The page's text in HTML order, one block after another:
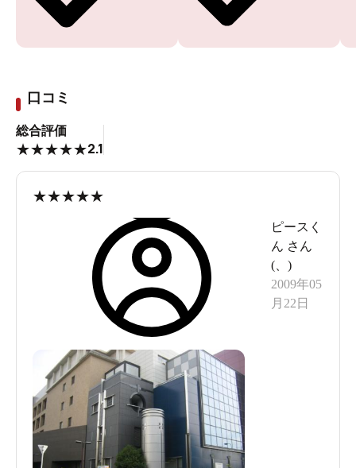
口コミ
総合評価
★★★★★2.1
★★★★★
ピースく
ん さん
(
)
2009年05
月22日